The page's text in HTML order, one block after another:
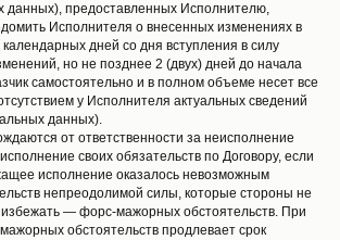
данных), предоставленных Исполнителю,
Исполнителя о внесенных изменениях в
дней со дня вступления в силу
но не позднее 2 (двух) дней до начала
самостоятельно и в полном объеме несет все
у Исполнителя актуальных сведений
данных).
от ответственности за неисполнение
своих обязательств по Договору, если
исполнение оказалось невозможным
непреодолимой силы, которые стороны не
избежать — форс-мажорных обстоятельств. При
обстоятельств продлевает срок